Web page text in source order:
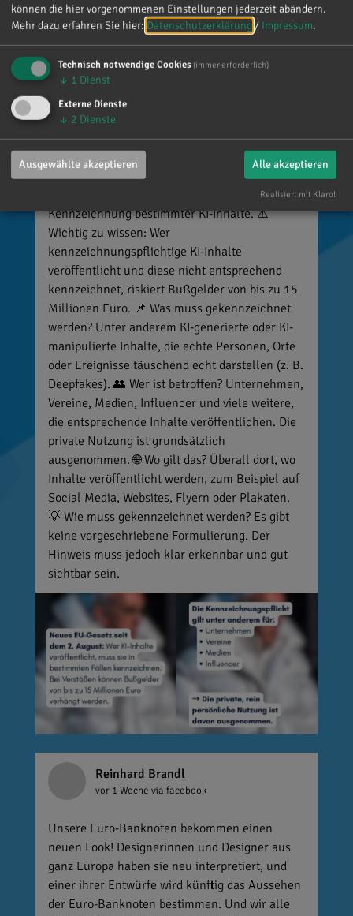
Reinhard Brandl
vor 4 Tagenvia facebook
🚨 Neues EU-Gesetz seit dem 2. August! Ab
Kennzeichnung bestimmter KI-Inhalte. ⚠️
Wichtig zu wissen: Wer
kennzeichnungspflichtige KI-Inhalte
veröffentlicht und diese nicht entsprechend
kennzeichnet, riskiert Bußgelder von bis zu 15
Millionen Euro. 📌 Was muss gekennzeichnet
werden? Unter anderem KI-generierte oder KI-
manipulierte Inhalte, die echte Personen, Orte
oder Ereignisse täuschend echt darstellen (z. B.
Deepfakes). 👥 Wer ist betroffen? Unternehmen,
Vereine, Medien, Influencer und viele weitere,
die entsprechende Inhalte veröffentlichen. Die
private Nutzung ist grundsätzlich
ausgenommen. 🌐 Wo gilt das? Überall dort, wo
Inhalte veröffentlicht werden, zum Beispiel auf
Social Media, Websites, Flyern oder Plakaten.
💡 Wie muss gekennzeichnet werden? Es gibt
keine vorgeschriebene Formulierung. Der
Hinweis muss jedoch klar erkennbar und gut
sichtbar sein.
Reinhard Brandl
vor 1 Woche via facebook
Unsere Euro-Banknoten bekommen einen
neuen Look! Designerinnen und Designer aus
ganz Europa haben sie neu interpretiert, und
einer ihrer Entwürfe wird künftig das Aussehen
der Euro-Banknoten bestimmen. Und wir alle
können die hier vorgenommenen Einstellungen jederzeit abändern.
Mehr dazu erfahren Sie hier: Datenschutzerklärung / Impressum.
Technisch notwendige Cookies (immer erforderlich)
↓ 1 Dienst
Externe Dienste
↓ 2 Dienste
Ausgewählte akzeptieren Alle akzeptieren
Realisiert mit Klaro!